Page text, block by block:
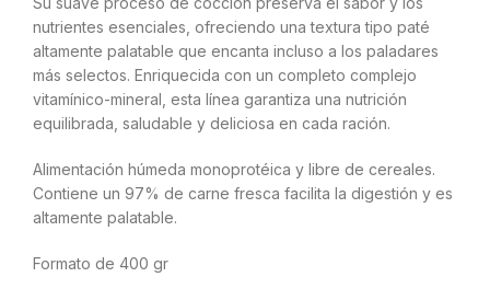
nutrientes esenciales, ofreciendo una textura tipo paté
altamente palatable que encanta incluso a los paladares
más selectos. Enriquecida con un completo complejo
vitamínico-mineral, esta línea garantiza una nutrición
equilibrada, saludable y deliciosa en cada ración.
Alimentación húmeda monoprotéica y libre de cereales.
Contiene un 97% de carne fresca facilita la digestión y es
altamente palatable.
Formato de 400 gr